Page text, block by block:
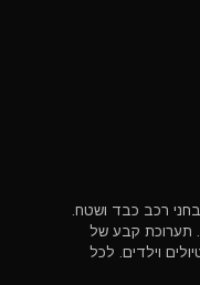
רכב כבד ושטח.
תערוכת קבע של
וילדים. לכל